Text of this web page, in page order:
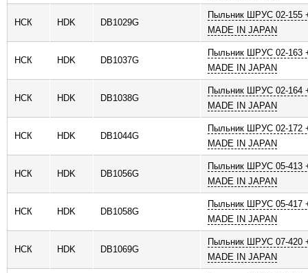
НСК HDK DB1029G
Пыльник ШРУС 02-155
MADE IN JAPAN
НСК HDK DB1037G
Пыльник ШРУС 02-163
MADE IN JAPAN
НСК HDK DB1038G
Пыльник ШРУС 02-164
MADE IN JAPAN
НСК HDK DB1044G
Пыльник ШРУС 02-172
MADE IN JAPAN
НСК HDK DB1056G
Пыльник ШРУС 05-413
MADE IN JAPAN
НСК HDK DB1058G
Пыльник ШРУС 05-417
MADE IN JAPAN
НСК HDK DB1069G
Пыльник ШРУС 07-420
MADE IN JAPAN